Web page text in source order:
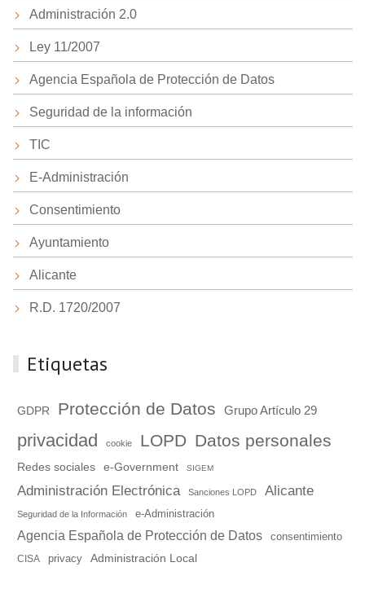
Administración 2.0
Ley 11/2007
Agencia Española de Protección de Datos
Seguridad de la información
TIC
E-Administración
Consentimiento
Ayuntamiento
Alicante
R.D. 1720/2007
Etiquetas
GDPR Protección de Datos Grupo Artículo 29
privacidad cookie LOPD Datos personales
Redes sociales e-Government SIGEM
Administración Electrónica Sanciones LOPD Alicante
Seguridad de la Información e-Administración
Agencia Española de Protección de Datos consentimiento
CISA privacy Administración Local